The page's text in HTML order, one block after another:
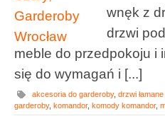
wnęk z
drzwi
meble do przedpokoju i
się do wymagań i [...]
akcesoria do garderoby, drzwi
garderoby, komandor, komody komandor,